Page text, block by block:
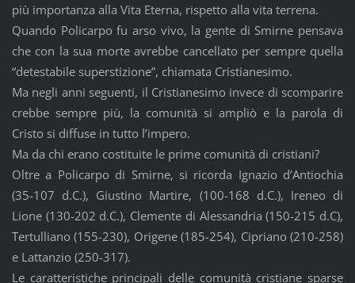
più importanza alla Vita Eterna, rispetto alla vita terrena.
Quando Policarpo fu arso vivo, la gente di Smirne pensava
che con la sua morte avrebbe cancellato per sempre quella
“detestabile superstizione”, chiamata Cristianesimo.
Ma negli anni seguenti, il Cristianesimo invece di scomparire
crebbe sempre più, la comunità si ampliò e la parola di
Cristo si diffuse in tutto l’impero.
Ma da chi erano costituite le prime comunità di cristiani?
Oltre a Policarpo di Smirne, si ricorda Ignazio d’Antiochia
(35-107 d.C.), Giustino Martire, (100-168 d.C.), Ireneo di
Lione (130-202 d.C.), Clemente di Alessandria (150-215 d.C),
Tertulliano (155-230), Origene (185-254), Cipriano (210-258)
e Lattanzio (250-317).
Le caratteristiche principali delle comunità cristiane sparse